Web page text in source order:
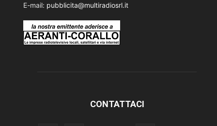
E-mail: pubblicita@multiradiosrl.it
CONTATTACI